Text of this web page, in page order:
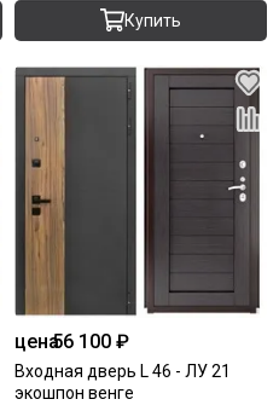
Купить
цена56 100 ₽
Входная дверь L 46 - ЛУ 21
экошпон венге